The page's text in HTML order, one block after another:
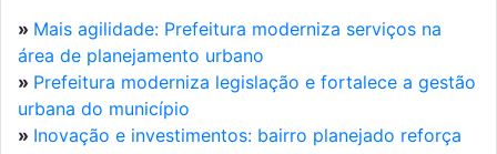
» Mais agilidade: Prefeitura moderniza serviços na
área de planejamento urbano
» Prefeitura moderniza legislação e fortalece a gestão
urbana do município
» Inovação e investimentos: bairro planejado reforça